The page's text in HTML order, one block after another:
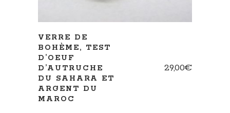
VERRE DE
BOHÈME, TEST
D’OEUF
D’AUTRUCHE
DU SAHARA ET
ARGENT DU
MAROC
29,00€